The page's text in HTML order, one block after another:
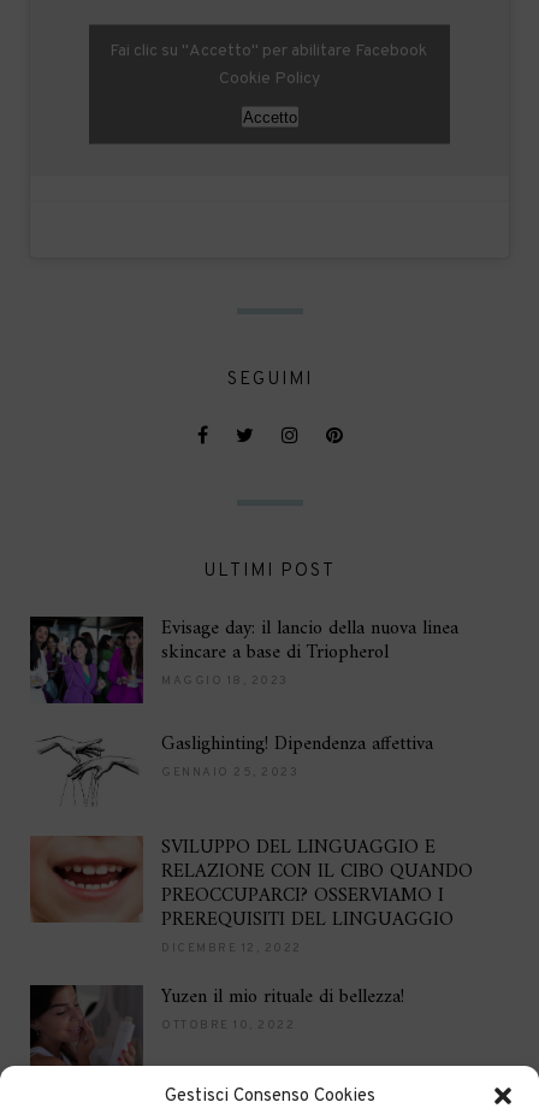
Gestisci Consenso Cookies
Fai clic su "Accetto" per abilitare Facebook
Cookie Policy
Accetto
SEGUIMI
ULTIMI POST
Evisage day: il lancio della nuova linea
skincare a base di Triopherol
MAGGIO 18, 2023
Gaslighinting! Dipendenza affettiva
GENNAIO 25, 2023
SVILUPPO DEL LINGUAGGIO E
RELAZIONE CON IL CIBO QUANDO
PREOCCUPARCI? OSSERVIAMO I
PREREQUISITI DEL LINGUAGGIO
DICEMBRE 12, 2022
Yuzen il mio rituale di bellezza!
OTTOBRE 10, 2022